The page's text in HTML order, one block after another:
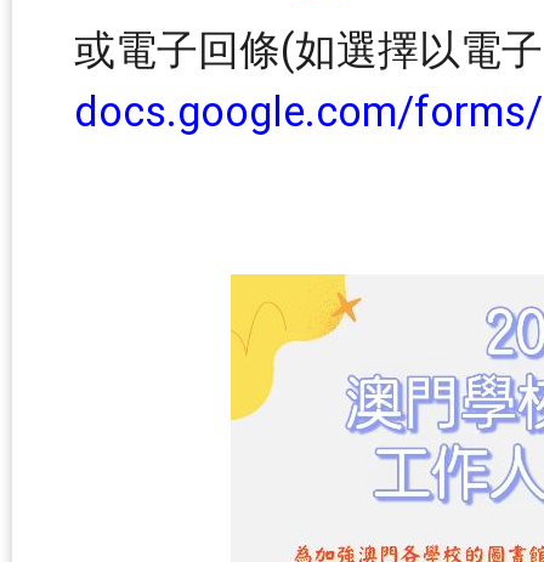
或電子回條(如選擇以電
docs.google.com/forms/